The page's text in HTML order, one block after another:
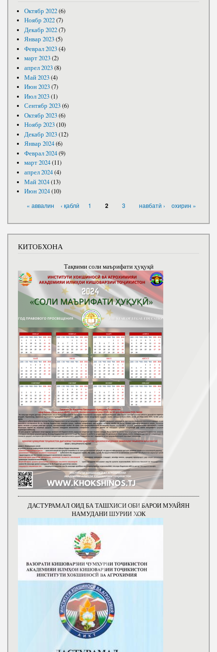
Октябр 2022(6)
Ноябр 2022(7)
Декабр 2022(7)
Январ 2023(5)
Феврал 2023(4)
март 2023(2)
апрел 2023(8)
Май 2023(4)
Июн 2023(7)
Июл 2023(1)
Сентябр 2023(6)
Октябр 2023(6)
Ноябр 2023(10)
Декабр 2023(12)
Январ 2024(6)
Феврал 2024(9)
март 2024(11)
апрел 2024(4)
Май 2024(13)
Июн 2024(10)
« аввалин ‹ қаблӣ 1 2 3 навбатӣ › охирин »
КИТОБХОНА
Тақвими соли маърифати ҳуқуқӣ
ДАСТУРАМАЛ ОИД БА ТАШХИСИ ОБИ БАРОИ МУАЙЯН
НАМУДАНИ ШУРИИ ХОК